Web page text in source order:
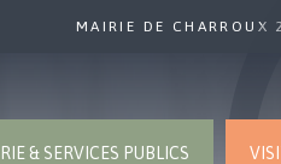
MAIRIE DE CHARROUX
& SERVICES PUBLICS